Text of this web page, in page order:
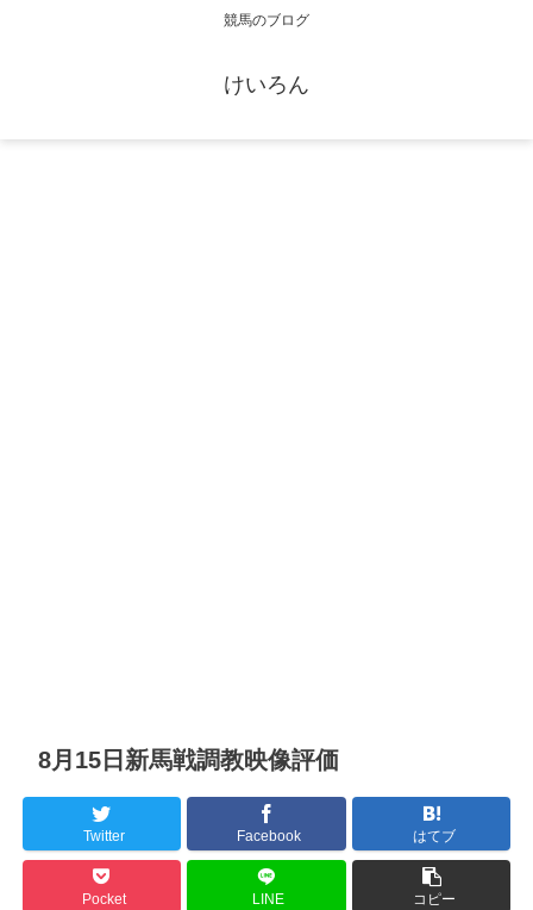
競馬のブログ
けいろん
8月15日新馬戦調教映像評価
Twitter Facebook はてブ
Pocket LINE コピー